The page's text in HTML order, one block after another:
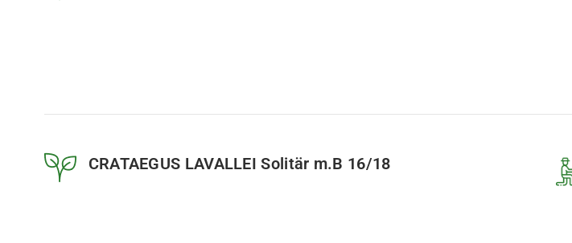
CRATAEGUS LAVALLEI Solitär m.B 16/18